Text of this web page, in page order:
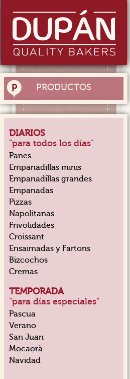
PRODUCTOS
DIARIOS
"para todos los días"
Panes
Empanadillas minis
Empanadillas grandes
Empanadas
Pizzas
Napolitanas
Frivolidades
Croissant
Ensaimadas y Fartons
Bizcochos
Cremas
TEMPORADA
"para días especiales"
Pascua
Verano
San Juan
Mocaorà
Navidad